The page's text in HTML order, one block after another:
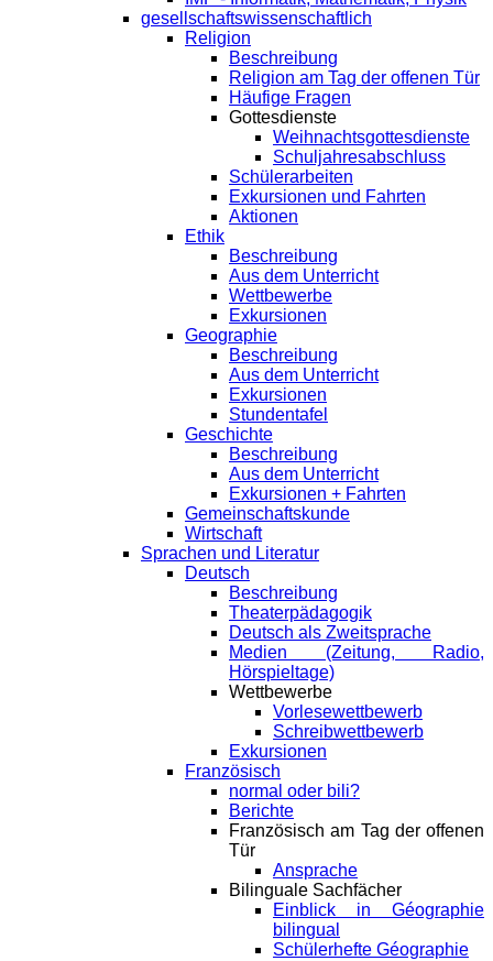
gesellschaftswissenschaftlich
Religion
Beschreibung
Religion am Tag der offenen Tür
Häufige Fragen
Gottesdienste
Weihnachtsgottesdienste
Schuljahresabschluss
Schülerarbeiten
Exkursionen und Fahrten
Aktionen
Ethik
Beschreibung
Aus dem Unterricht
Wettbewerbe
Exkursionen
Geographie
Beschreibung
Aus dem Unterricht
Exkursionen
Stundentafel
Geschichte
Beschreibung
Aus dem Unterricht
Exkursionen + Fahrten
Gemeinschaftskunde
Wirtschaft
Sprachen und Literatur
Deutsch
Beschreibung
Theaterpädagogik
Deutsch als Zweitsprache
Medien (Zeitung, Radio,
Hörspieltage)
Wettbewerbe
Vorlesewettbewerb
Schreibwettbewerb
Exkursionen
Französisch
normal oder bili?
Berichte
Französisch am Tag der offenen
Tür
Ansprache
Bilinguale Sachfächer
Einblick in Géographie
bilingual
Schülerhefte Géographie